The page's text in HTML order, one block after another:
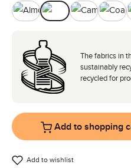
AlmondAvocado Camel Coal
The fabrics in
sustainably
recycled for
Add to shopping
Add to wishlist